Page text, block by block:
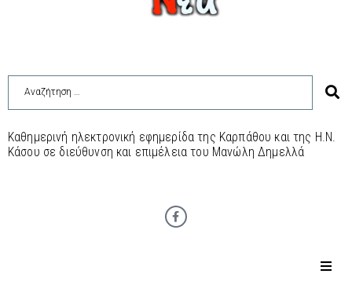
Καθημερινή ηλεκτρονική εφημερίδα της Καρπάθου και της Η.Ν.
Κάσου σε διεύθυνση και επιμέλεια του Μανώλη Δημελλά